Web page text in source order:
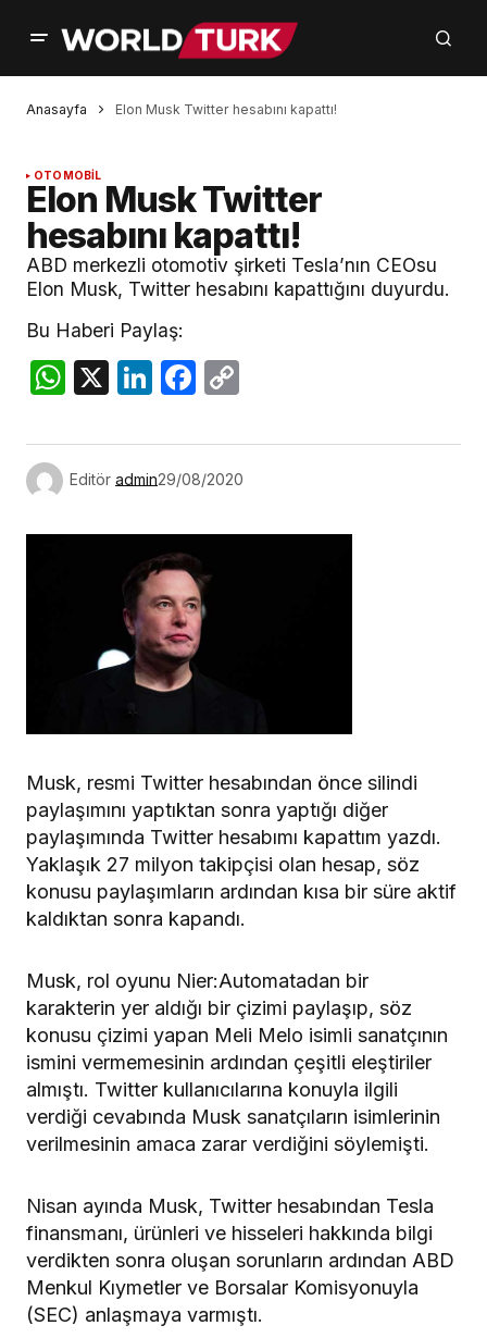
Anasayfa Elon Musk Twitter hesabını kapattı!
OTOMOBİL
Elon Musk Twitter
hesabını kapattı!
ABD merkezli otomotiv şirketi Tesla’nın CEOsu
Elon Musk, Twitter hesabını kapattığını duyurdu.
Bu Haberi Paylaş:
WhatsApp
X LinkedIn
Facebook
Editör admin29/08/2020
Musk, resmi Twitter hesabından önce silindi
paylaşımını yaptıktan sonra yaptığı diğer
paylaşımında Twitter hesabımı kapattım yazdı.
Yaklaşık 27 milyon takipçisi olan hesap, söz
konusu paylaşımların ardından kısa bir süre aktif
kaldıktan sonra kapandı.
Musk, rol oyunu Nier:Automatadan bir
karakterin yer aldığı bir çizimi paylaşıp, söz
konusu çizimi yapan Meli Melo isimli sanatçının
ismini vermemesinin ardından çeşitli eleştiriler
almıştı. Twitter kullanıcılarına konuyla ilgili
verdiği cevabında Musk sanatçıların isimlerinin
verilmesinin amaca zarar verdiğini söylemişti.
Nisan ayında Musk, Twitter hesabından Tesla
finansmanı, ürünleri ve hisseleri hakkında bilgi
verdikten sonra oluşan sorunların ardından ABD
Menkul Kıymetler ve Borsalar Komisyonuyla
(SEC) anlaşmaya varmıştı.